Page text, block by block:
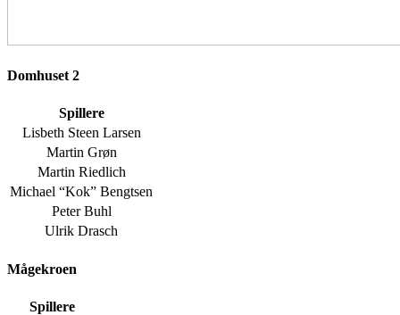
Domhuset 2
Spillere
Lisbeth Steen Larsen
Martin Grøn
Martin Riedlich
Michael “Kok” Bengtsen
Peter Buhl
Ulrik Drasch
Mågekroen
Spillere